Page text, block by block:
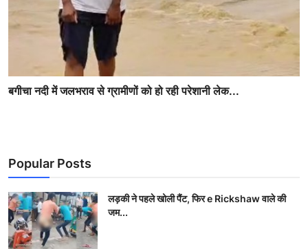
बगीचा नदी में जलभराव से ग्रामीणों को हो रही परेशानी लेक...
Popular Posts
लड़की ने पहले खोली पैंट, फिर e Rickshaw वाले की
जम...